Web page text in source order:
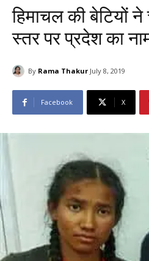
हिमाचल की बेटियों ने
स्तर पर प्रदेश का
By Rama Thakur July 8, 2019
Facebook X